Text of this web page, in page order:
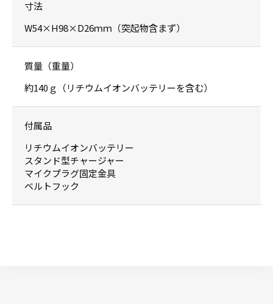
寸法
W54×H98×D26ｍｍ（突起物含まず）
質量（重量）
約140ｇ（リチウムイオンバッテリーを含む）
付属品
リチウムイオンバッテリー
スタンド型チャージャー
マイクプラグ固定金具
ベルトフック